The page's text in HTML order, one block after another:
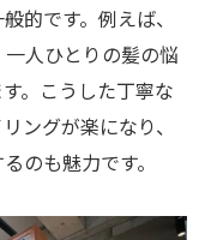
的です。例えば、
人ひとりの髪の悩
。こうした丁寧な
ングが楽になり、
のも魅力です。